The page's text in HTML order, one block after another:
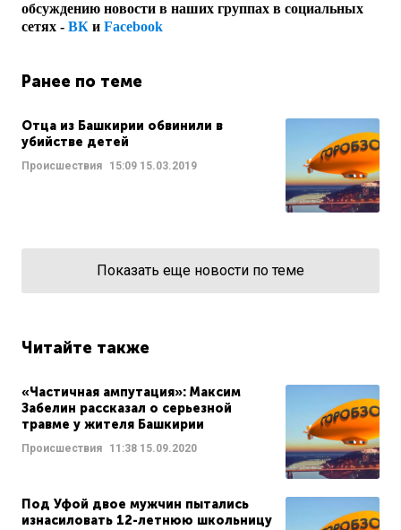
обсуждению новости в наших группах в социальных
сетях - ВК и Facebook
Ранее по теме
Отца из Башкирии обвинили в
убийстве детей
Происшествия 15:09 15.03.2019
Показать еще новости по теме
Читайте также
«Частичная ампутация»: Максим
Забелин рассказал о серьезной
травме у жителя Башкирии
Происшествия 11:38 15.09.2020
Под Уфой двое мужчин пытались
изнасиловать 12-летнюю школьницу